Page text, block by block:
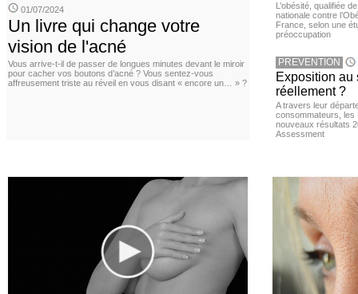
01/07/2024
Un livre qui change votre
vision de l'acné
Vous arrive-t-il de passer de longues minutes devant le miroir
pour cacher vos boutons d’acné ? Vous sentez-vous
affreusement triste au réveil en vous disant « encore un… » ?
L’obésité, qualifiée
nationale contre
France, selon une
préoccupation
PREVENTION
Exposition au
réellement ?
A travers leur
consommateurs, les
nouveaux résultats
Assessment